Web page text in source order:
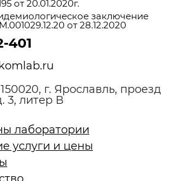
от 20.01.2020г.
заключение
от 28.12.2020
401
г. Ярославль, проезд
3, литер В
лаборатории
услуги и цены